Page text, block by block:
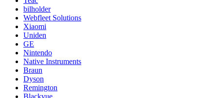
bilholder
Webfleet Solutions
Xiaomi
Uniden
GE
Nintendo
Native Instruments
Braun
Dyson
Remington
Blackvue